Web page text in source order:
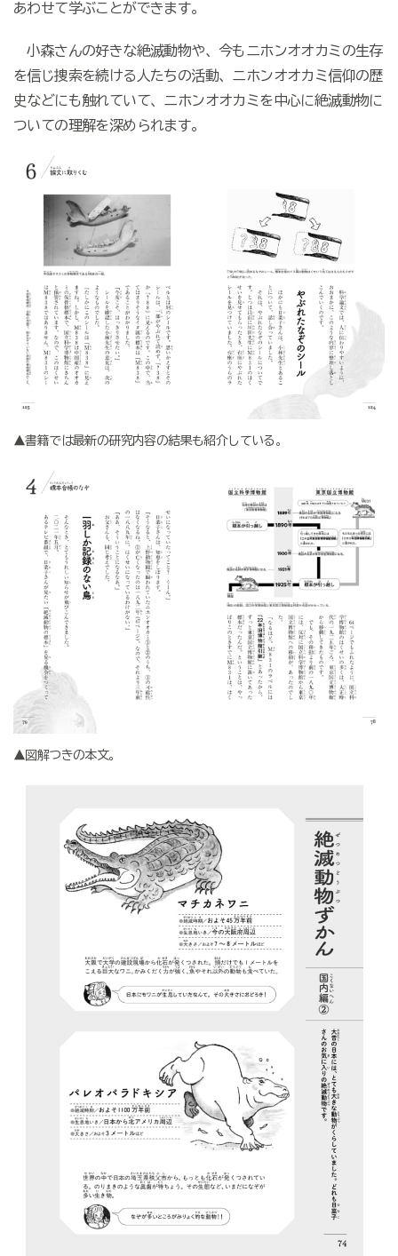
あわせて学ぶことができます。
小森さんの好きな絶滅動物や、今もニホンオオカミの生存
を信じ捜索を続ける人たちの活動、ニホンオオカミ信仰の歴
史などにも触れていて、ニホンオオカミを中心に絶滅動物に
ついての理解を深められます。
▲書籍では最新の研究内容の結果も紹介している。
▲図解つきの本文。